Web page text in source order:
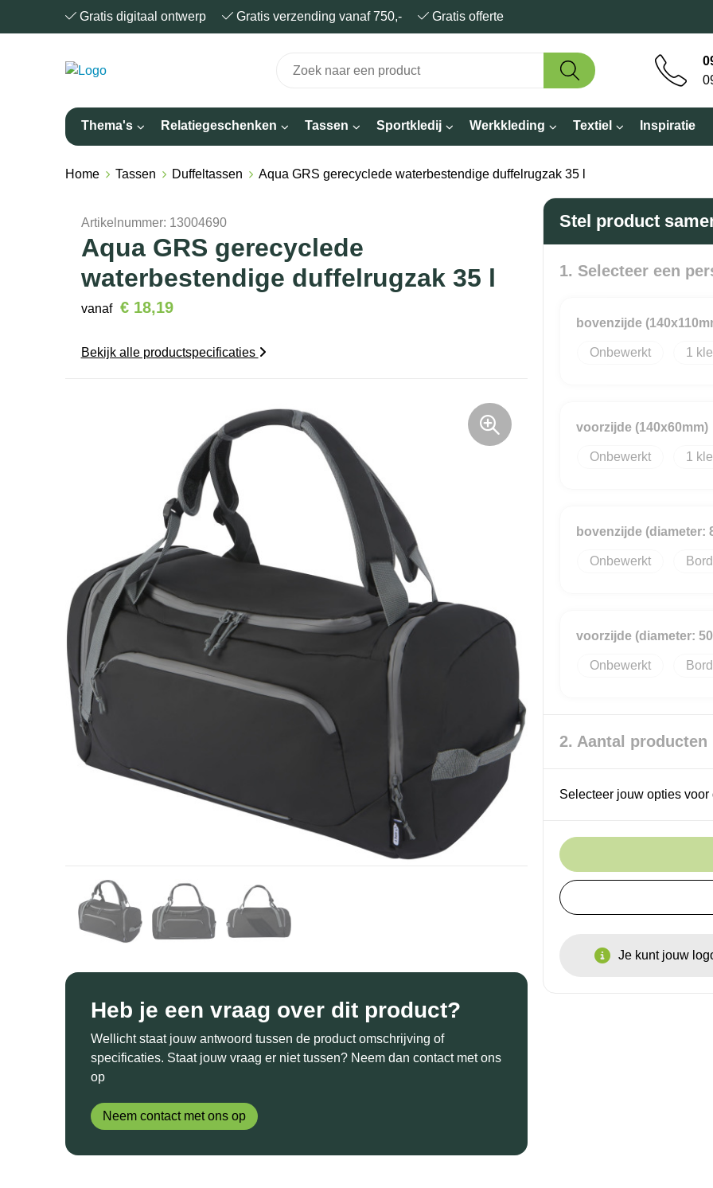
Gratis digitaal ontwerp Gratis verzending vanaf 750,- Gratis offerte
Thema's Relatiegeschenken Tassen Sportkledij Werkkleding Textiel Inspiratie
Home Tassen Duffeltassen Aqua GRS gerecyclede waterbestendige duffelrugzak 35 l
Artikelnummer: 13004690
Aqua GRS gerecyclede
waterbestendige duffelrugzak 35 l
vanaf € 18,19
Bekijk alle productspecificaties
Heb je een vraag over dit product?
Wellicht staat jouw antwoord tussen de product omschrijving of
specificaties. Staat jouw vraag er niet tussen? Neem dan contact met ons
op
Neem contact met ons op
Stel product
1. Selecteer een
bovenzijde
Onbewerkt 1
voorzijde (140x60mm)
Onbewerkt 1
bovenzijde (diameter:
Onbewerkt
voorzijde (diameter:
Onbewerkt
2. Aantal producten
Selecteer jouw opties
Je kunt jouw